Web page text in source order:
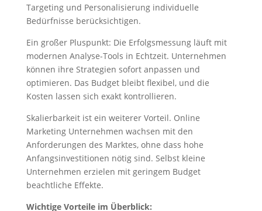
Targeting und Personalisierung individuelle
Bedürfnisse berücksichtigen.
Ein großer Pluspunkt: Die Erfolgsmessung läuft mit
modernen Analyse-Tools in Echtzeit. Unternehmen
können ihre Strategien sofort anpassen und
optimieren. Das Budget bleibt flexibel, und die
Kosten lassen sich exakt kontrollieren.
Skalierbarkeit ist ein weiterer Vorteil. Online
Marketing Unternehmen wachsen mit den
Anforderungen des Marktes, ohne dass hohe
Anfangsinvestitionen nötig sind. Selbst kleine
Unternehmen erzielen mit geringem Budget
beachtliche Effekte.
Wichtige Vorteile im Überblick: